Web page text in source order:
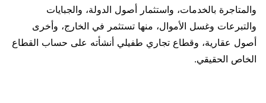
والمتاجرة بالخدمات، واستثمار أصول الدولة، والجبايات
والتبرعات وغسل الأموال، منها تستثمر في الخارج، وأخرى
أصول عقارية، وقطاع تجاري طفيلي أنشأته على حساب القطاع
الخاص الحقيقي.